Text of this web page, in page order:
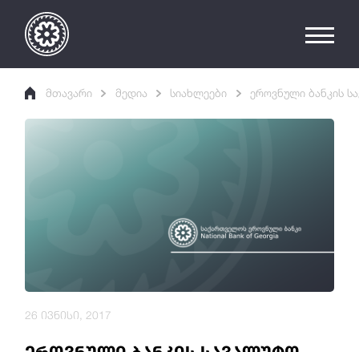
მთავარი მედია სიახლეები ეროვნული ბანკის
26 ივნისი, 2017